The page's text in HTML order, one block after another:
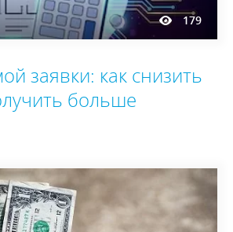
179
заявки: как снизить
больше